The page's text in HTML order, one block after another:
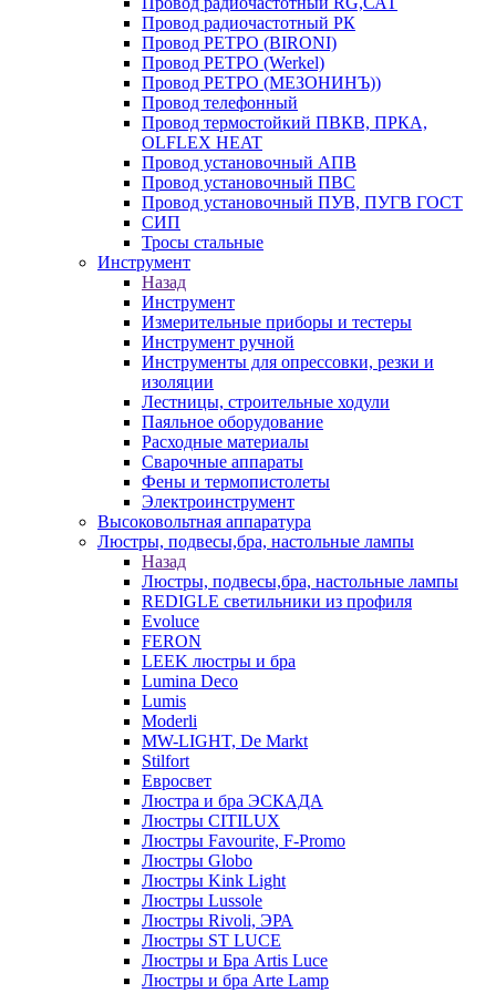
Провод радиочастотный РК
Провод РЕТРО (BIRONI)
Провод РЕТРО (Werkel)
Провод РЕТРО (МЕЗОНИНЪ))
Провод телефонный
Провод термостойкий ПВКВ, ПРКА,
OLFLEX HEAT
Провод установочный АПВ
Провод установочный ПВС
Провод установочный ПУВ, ПУГВ ГОСТ
СИП
Тросы стальные
Инструмент
Назад
Инструмент
Измерительные приборы и тестеры
Инструмент ручной
Инструменты для опрессовки, резки и
изоляции
Лестницы, строительные ходули
Паяльное оборудование
Расходные материалы
Сварочные аппараты
Фены и термопистолеты
Электроинструмент
Высоковольтная аппаратура
Люстры, подвесы,бра, настольные лампы
Назад
Люстры, подвесы,бра, настольные лампы
REDIGLE светильники из профиля
Evoluce
FERON
LEEK люстры и бра
Lumina Deco
Lumis
Moderli
MW-LIGHT, De Markt
Stilfort
Евросвет
Люстра и бра ЭСКАДА
Люстры CITILUX
Люстры Favourite, F-Promo
Люстры Globo
Люстры Kink Light
Люстры Lussole
Люстры Rivoli, ЭРА
Люстры ST LUCE
Люстры и Бра Artis Luce
Люстры и бра Arte Lamp